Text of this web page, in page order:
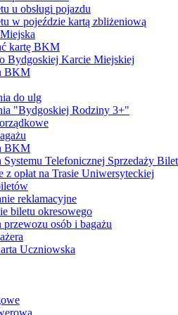
u obsługi pojazdu
w pojeździe kartą zbliżeniową
kartę BKM
Bydgoskiej Karcie Miejskiej
BKM
do ulg
"Bydgoskiej Rodziny 3+"
BKM
Systemu Telefonicznej Sprzedaży
z opłat na Trasie Uniwersyteckiej
reklamacyjne
biletu okresowego
przewozu osób i bagażu
Uczniowska